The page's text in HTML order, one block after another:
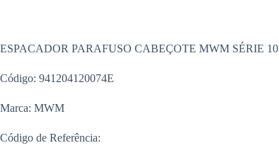
ESPACADOR PARAFUSO CABEÇOTE MWM SÉRIE 10
Código: 941204120074E
Marca: MWM
Código de Referência: